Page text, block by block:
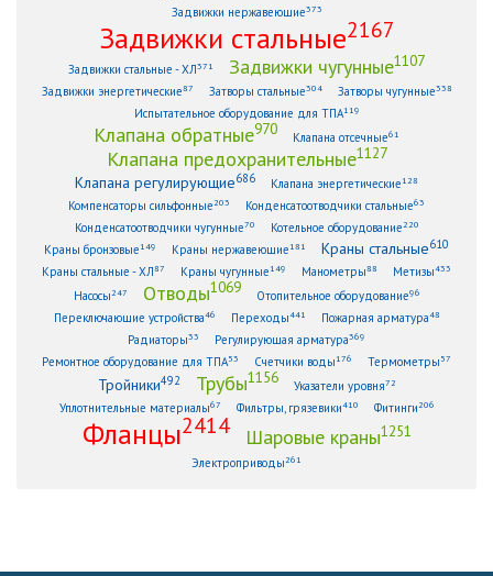
Задвижки нержавеющие373
Задвижки стальные2167
Задвижки стальные - ХЛ371 Задвижки чугунные1107
Задвижки энергетические87 Затворы стальные304 Затворы чугунные338
Испытательное оборудование для ТПА119
Клапана обратные970 Клапана отсечные61
Клапана предохранительные1127
Клапана регулирующие686 Клапана энергетические128
Компенсаторы сильфонные 203 Конденсатоотводчики стальные63
Конденсатоотводчики чугунные70 Котельное оборудование 220
Краны бронзовые149 Краны нержавеющие181 Краны стальные610
Краны стальные - ХЛ87 Краны чугунные149 Манометры88 Метизы433
Насосы 247 Отводы1069 Отопительное оборудование96
Переключающие устройства46 Переходы441 Пожарная арматура48
Радиаторы33 Регулирующая арматура369
Ремонтное оборудование для ТПА53 Счетчики воды176 Термометры 57
Тройники492 Трубы1156 Указатели уровня72
Уплотнительные материалы67 Фильтры, грязевики410 Фитинги 206
Фланцы2414 Шаровые краны1251
Электроприводы 261